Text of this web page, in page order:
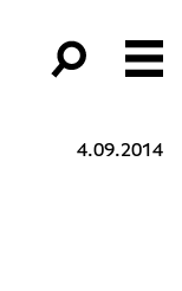
4.09.2014